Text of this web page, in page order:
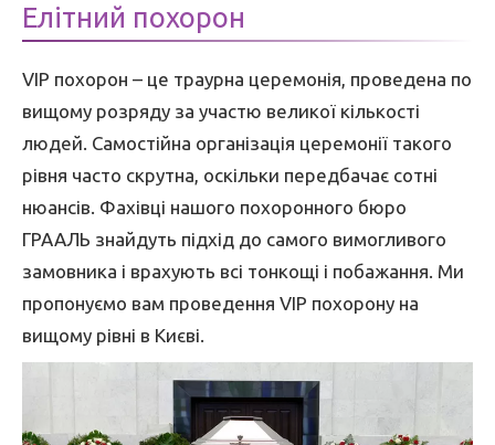
Елітний похорон
VIP похорон – це траурна церемонія, проведена по
вищому розряду за участю великої кількості
людей. Самостійна організація церемонії такого
рівня часто скрутна, оскільки передбачає сотні
нюансів. Фахівці нашого похоронного бюро
ГРААЛЬ знайдуть підхід до самого вимогливого
замовника і врахують всі тонкощі і побажання. Ми
пропонуємо вам проведення VIP похорону на
вищому рівні в Києві.